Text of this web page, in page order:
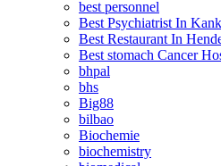
best personnel
Best Psychiatrist In
Best Restaurant In
Best stomach Cancer
bhpal
bhs
Big88
bilbao
Biochemie
biochemistry